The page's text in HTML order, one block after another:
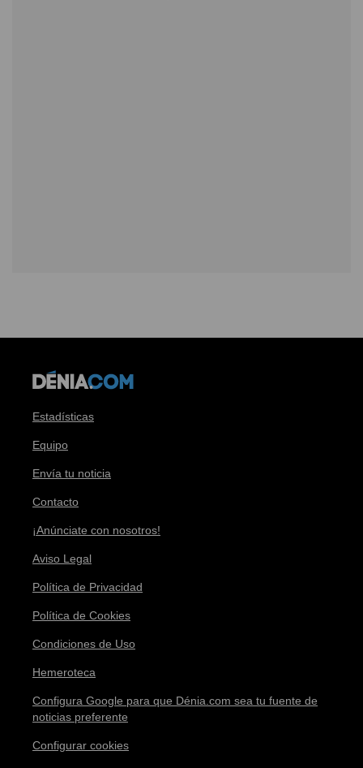
Estadísticas
Equipo
Envía tu noticia
Contacto
¡Anúnciate con nosotros!
Aviso Legal
Política de Privacidad
Política de Cookies
Condiciones de Uso
Hemeroteca
Configura Google para que Dénia.com sea tu fuente de
noticias preferente
Configurar cookies